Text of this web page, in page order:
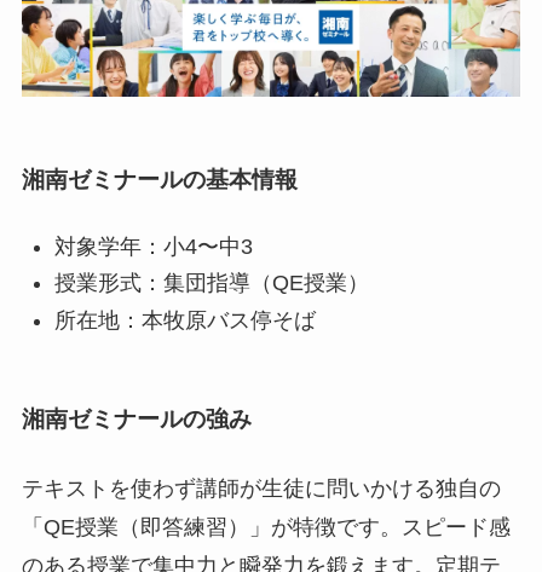
湘南ゼミナールの基本情報
対象学年：小4〜中3
授業形式：集団指導（QE授業）
所在地：本牧原バス停そば
湘南ゼミナールの強み
テキストを使わず講師が生徒に問いかける独自の
「QE授業（即答練習）」が特徴です。スピード感
のある授業で集中力と瞬発力を鍛えます。定期テ